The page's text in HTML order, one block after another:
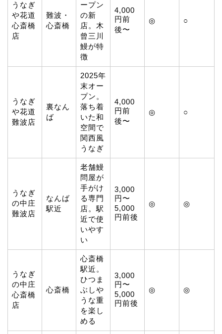
うなぎ
や花道
心斎橋
店
難波・
心斎橋
ープン
の新
店。木
曾三川
鰻が特
徴
4,000
円前
後〜
◎ ○
うなぎ
や花道
難波店
裏なん
ば
2025年
末オー
プン。
落ち着
いた和
空間で
関西風
うなぎ
4,000
円前
後〜
◎ ○
うなぎ
の中庄
難波店
なんば
駅近
老舗鰻
問屋が
手がけ
る専門
店。駅
近で使
いやす
い
3,000
円〜
5,000
円前後
◎ ◎
うなぎ
の中庄
心斎橋
店
心斎橋
心斎橋
駅近。
ひつま
ぶしや
うな重
を楽し
める
3,000
円〜
5,000
円前後
◎ ◎